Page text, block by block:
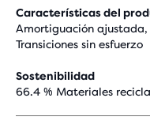
Características del
Amortiguación
Transiciones sin esfuerzo
Sostenibilidad
66.4 % Materiales